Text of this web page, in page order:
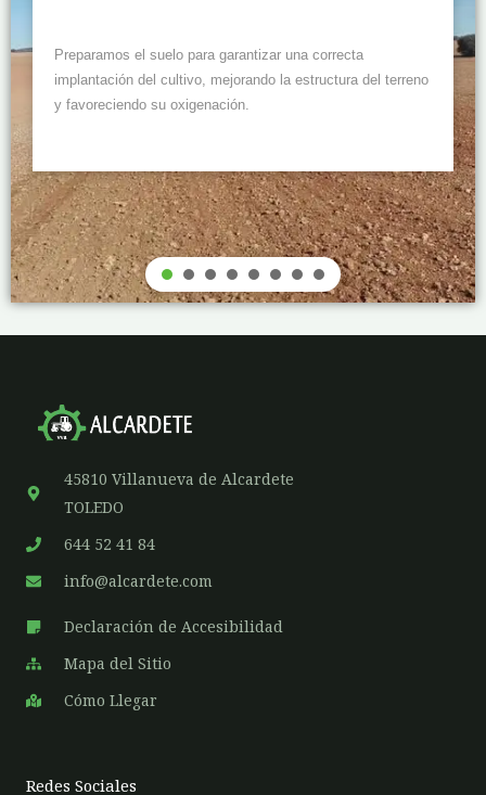
Preparamos el suelo para garantizar una correcta
implantación del cultivo, mejorando la estructura del terreno
y favoreciendo su oxigenación.
45810 Villanueva de Alcardete
TOLEDO
644 52 41 84
info@alcardete.com
Declaración de Accesibilidad
Mapa del Sitio
Cómo Llegar
Redes Sociales